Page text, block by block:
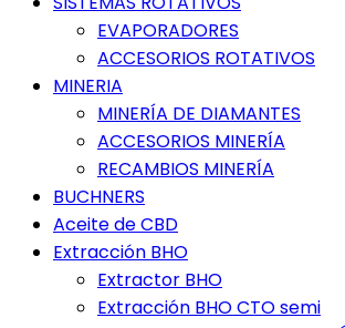
EVAPORADORES
ACCESORIOS ROTATIVOS
MINERIA
MINERÍA DE DIAMANTES
ACCESORIOS MINERÍA
RECAMBIOS MINERÍA
BUCHNERS
Aceite de CBD
Extracción BHO
Extractor BHO
Extracción BHO CTO semi